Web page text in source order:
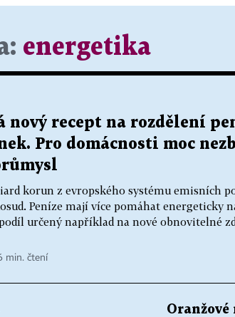
energetika
nový recept na rozdělení
Pro domácnosti moc
korun z evropského systému emisních
Peníze mají více pomáhat energeticky
určený například na nové obnovitelné
min. čtení
Oranžové